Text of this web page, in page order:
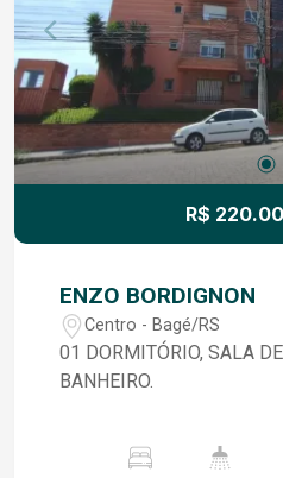
R$
ENZO BORDIGNON
Centro - Bagé/RS
01 DORMITÓRIO, SALA
BANHEIRO.